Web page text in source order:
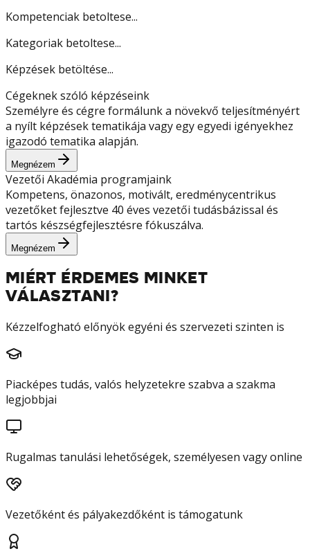
Kompetenciak betoltese...
Kategoriak betoltese...
Képzések betöltése...
Cégeknek szóló képzéseink
Személyre és cégre formálunk a növekvő teljesítményért
a nyílt képzések tematikája vagy egy egyedi igényekhez
igazodó tematika alapján.
Megnézem
Vezetői Akadémia programjaink
Kompetens, önazonos, motivált, eredménycentrikus
vezetőket fejlesztve 40 éves vezetői tudásbázissal és
tartós készségfejlesztésre fókuszálva.
Megnézem
MIÉRT ÉRDEMES MINKET
VÁLASZTANI?
Kézzelfogható előnyök egyéni és szervezeti szinten is
Piacképes tudás, valós helyzetekre szabva a szakma
legjobbjai
Rugalmas tanulási lehetőségek, személyesen vagy online
Vezetőként és pályakezdőként is támogatunk